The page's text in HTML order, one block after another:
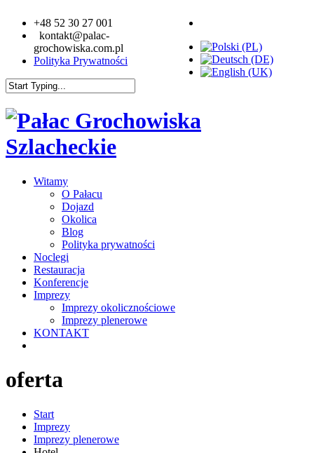
+48 52 30 27 001
kontakt@palac-
grochowiska.com.pl
Polityka Prywatności
Witamy
O Pałacu
Dojazd
Okolica
Blog
Polityka prywatności
Noclegi
Restauracja
Konferencje
Imprezy
Imprezy okolicznościowe
Imprezy plenerowe
KONTAKT
oferta
Start
Imprezy
Imprezy plenerowe